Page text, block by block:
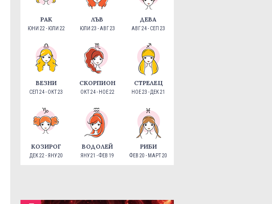
РАК
ЮНИ 22 - ЮЛИ 22
ЛЪВ
ЮЛИ 23 - АВГ 23
ДЕВА
АВГ 24 - СЕП 23
ВЕЗНИ
СЕП 24 - ОКТ 23
СКОРПИОН
ОКТ 24 - НОЕ 22
СТРЕЛЕЦ
НОЕ 23 - ДЕК 21
КОЗИРОГ
ДЕК 22 - ЯНУ 20
ВОДОЛЕЙ
ЯНУ 21 - ФЕВ 19
РИБИ
ФЕВ 20 - МАРТ 20